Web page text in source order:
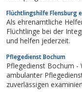
Flüchtlingshilfe Flensburg
Als ehrenamtliche
Flüchtlinge bei der
und helfen jederzeit.
Pflegedienst Bochum
Pflegedienst Bochum -
ambulanter Pflegedienst, bestehend aus kompetenten
zuverlässigen